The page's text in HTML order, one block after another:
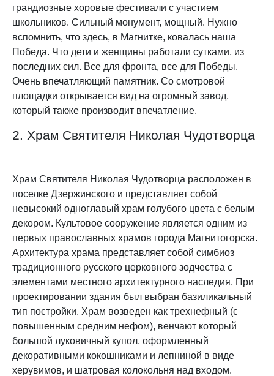
грандиозные хоровые фестивали с участием
школьников. Сильный монумент, мощный. Нужно
вспомнить, что здесь, в Магнитке, ковалась наша
Победа. Что дети и женщины работали сутками, из
последних сил. Все для фронта, все для Победы.
Очень впечатляющий памятник. Со смотровой
площадки открывается вид на огромный завод,
который также производит впечатление.
2. Храм Святителя Николая Чудотворца
Храм Святителя Николая Чудотворца расположен в
поселке Дзержинского и представляет собой
невысокий одноглавый храм голубого цвета с белым
декором. Культовое сооружение является одним из
первых православных храмов города Магнитогорска.
Архитектура храма представляет собой симбиоз
традиционного русского церковного зодчества с
элементами местного архитектурного наследия. При
проектировании здания был выбран базиликальный
тип постройки. Храм возведен как трехнефный (с
повышенным средним нефом), венчают который
большой луковичный купол, оформленный
декоративными кокошниками и лепниной в виде
херувимов, и шатровая колокольня над входом.